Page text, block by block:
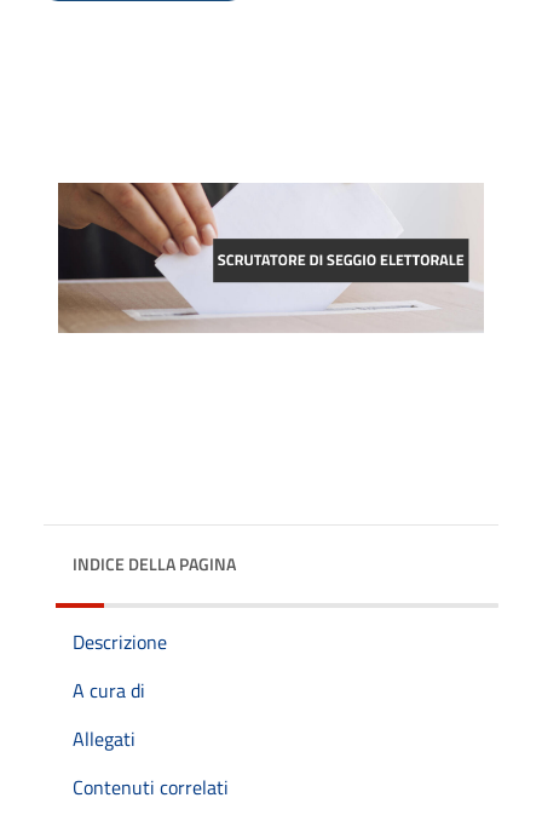
INDICE DELLA PAGINA
Descrizione
A cura di
Allegati
Contenuti correlati